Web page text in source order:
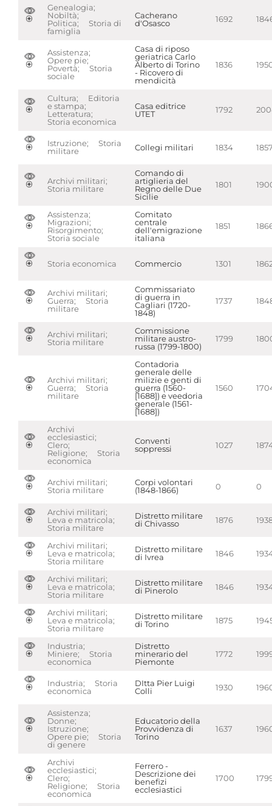
Genealogia;
Nobiltà;
Politica; Storia di
famiglia
Cacherano
d'Osasco
1692
Assistenza;
Opere pie;
Povertà; Storia
sociale
Casa di riposo
geriatrica Carlo
Alberto di Torino
- Ricovero di
mendicità
1836
Cultura; Editoria
e stampa;
Letteratura;
Storia economica
Casa editrice
UTET
1792
Istruzione; Storia
militare
Collegi militari 1834
Archivi militari;
Storia militare
Comando di
artiglieria del
Regno delle Due
Sicilie
1801
Assistenza;
Migrazioni;
Risorgimento;
Storia sociale
Comitato
centrale
dell'emigrazione
italiana
1851
Storia economica Commercio 1301
Archivi militari;
Guerra; Storia
militare
Commissariato
di guerra in
Cagliari (1720-
1848)
1737
Archivi militari;
Storia militare
Commissione
militare austro-
russa (1799-1800)
1799
Archivi militari;
Guerra; Storia
militare
Contadoria
generale delle
milizie e genti di
guerra (1560-
[1688]) e veedoria
generale (1561-
[1688])
1560
Archivi
ecclesiastici;
Clero;
Religione; Storia
economica
Conventi
soppressi
1027
Archivi militari;
Storia militare
Corpi volontari
(1848-1866)
0 0
Archivi militari;
Leva e matricola;
Storia militare
Distretto militare
di Chivasso
1876
Archivi militari;
Leva e matricola;
Storia militare
Distretto militare
di Ivrea
1846
Archivi militari;
Leva e matricola;
Storia militare
Distretto militare
di Pinerolo
1846
Archivi militari;
Leva e matricola;
Storia militare
Distretto militare
di Torino
1875
Industria;
Miniere; Storia
economica
Distretto
minerario del
Piemonte
1772
Industria; Storia
economica
DItta Pier Luigi
Colli
1930
Assistenza;
Donne;
Istruzione;
Opere pie; Storia
di genere
Educatorio della
Provvidenza di
Torino
1637
Archivi
ecclesiastici;
Clero;
Religione; Storia
economica
Ferrero -
Descrizione dei
benefizi
ecclesiastici
1700